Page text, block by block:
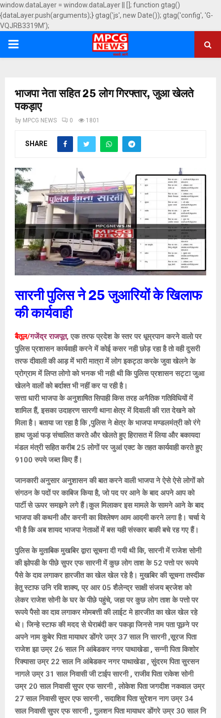
window.dataLayer = window.dataLayer || []; function gtag()
{dataLayer.push(arguments);} gtag('js', new Date()); gtag('config', 'G-
VQJRB3319M');
PRIMARY
भाजपा नेता सहित 25 लोग गिरफ्तार, जुआ खेलते
पकड़ाए
by MPCG NEWS 0 1801
SHARE
सारनी पुलिस ने 25 जुआरियों के खिलाफ
की कार्यवाही
बैतूल/गजेंद्र राजपूत, एक तरफ प्रदेश के स्तर पर धूम्रपान करने वालो पर
पुलिस प्रशासन कार्यवाही करने में कोई कसर नही छोड़ रहा है तो वही दुसरी
तरफ दीवाली की आड़ में भारी मात्रा में लोग इकट्ठा करके जुवा खेलने के
प्रोग्राम में लिप्त लोगो को भनक भी नही थी कि पुलिस प्रशासन सट्टा जुआ
खेलने वालों को बर्दाश्त भी नहीं कर पा रही है।
सत्ता धारी भाजपा के अनुशाषित सिपाही किस तरह अनैतिक गतिविधियों में
शामिल हैं, इसका उदाहरण सारणी थाना क्षेत्र में दिवाली की रात देखने को
मिला है। बताया जा रहा है कि ,पुलिस ने क्षेत्र के भाजपा मण्डलमंत्री को रंगे
हाथ जुआं फड़ संचालित करते और खेलते हुए हिरासत में लिया और बकायदा
मंडल मंत्री सहित करीब 25 लोगों पर जुआं एक्ट के तहत कार्यवाही करते हुए
9100 रुपये जब्त किए हैं।
जानकारी अनुसार अनुशासन की बात करने वाली भाजपा ने ऐसे ऐसे लोगों को
संगठन के पदों पर काबिज किया है, जो पद पर आने के बाद अपने आप को
पार्टी से ऊपर समझने लगे हैं।कुल मिलाकर इस मामले के सामने आने के बाद
भाजपा की कथनी और करनी का विश्लेषण आम आदमी करने लगा है। चर्चा ये
भी है कि अब शायद भाजपा नेताओं में बस यही संस्कार बाकी बचे रह गए हैं।
पुलिस के मुताबिक मुखबिर द्वारा सूचना दी गयी थी कि, सारनी में राजेश सोनी
की झोपडी के पीछे सुपर एफ सारनी में कुछ लोग ताश के 52 पत्तो पर रूपये
पैसे के दाव लगाकर हारजीत का खेल खेल रहे है। मुखबिर की सूचना तस्दीक
हेतु स्टाफ उनि रवि शाक्य, प्र आर 05 शैलेन्द्र साक्षी संजय ब्रजेश को
लेकर राजेश सोनी के घर के पीछे पहुंचे, जहा पर कुछ लोग ताश के पत्तो पर
रूपये पैसो का दाव लगाकर मोमबत्ती की लाईट मे हारजीत का खेल खेल रहे
थे। जिन्हे स्टाफ की मदद से घेराबंदी कर पकड़ा जिनसे नाम पता पूछने पर
अपने नाम कुबेर पिता मायाधर डोंगरे उम्र 37 साल नि सारनी ,सूरज पिता
राजेश झा उम्र 26 साल नि आंबेडकर नगर पाथाखेडा , सन्नी पिता किशोर
रिक्यासा उम्र 22 साल नि आंबेडकर नगर पाथाखेडा , सुंदरम पिता सुरसन
नागले उम्र 31 साल निवासी जी टाईप सारनी , राजीव पिता राकेश सोनी
उम्र 20 साल निवासी सुपर एफ सारनी , लोकेश पिता जगदीश नकवाल उम्र
27 साल निवासी सुपर एफ सारनी , सदाशिव पिता सुरेशन नाग उम्र 34
साल निवासी सुपर एफ सारनी , गुलशन पिता मायाधर डोंगरे उम्र 30 साल नि